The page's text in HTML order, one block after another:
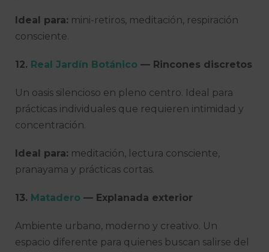
Ideal para: mini-retiros, meditación, respiración
consciente.
12. Real Jardín Botánico — Rincones discretos
Un oasis silencioso en pleno centro. Ideal para
prácticas individuales que requieren intimidad y
concentración.
Ideal para: meditación, lectura consciente,
pranayama y prácticas cortas.
13. Matadero — Explanada exterior
Ambiente urbano, moderno y creativo. Un
espacio diferente para quienes buscan salirse del